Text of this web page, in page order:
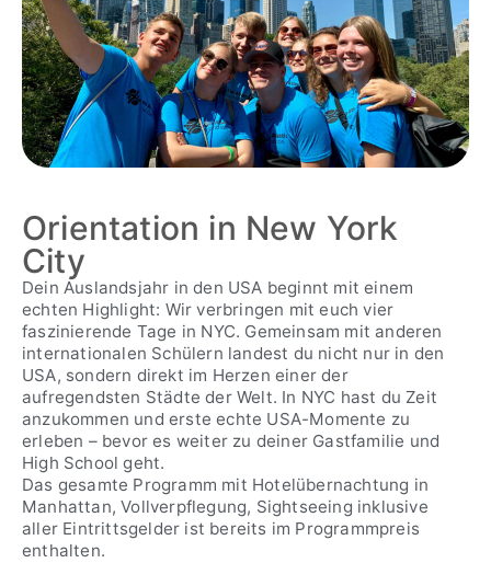
Orientation in New York
City
Dein Auslandsjahr in den USA beginnt mit einem
echten Highlight: Wir verbringen mit euch vier
faszinierende Tage in NYC. Gemeinsam mit anderen
internationalen Schülern landest du nicht nur in den
USA, sondern direkt im Herzen einer der
aufregendsten Städte der Welt. In NYC hast du Zeit
anzukommen und erste echte USA-Momente zu
erleben – bevor es weiter zu deiner Gastfamilie und
High School geht.
Das gesamte Programm mit Hotelübernachtung in
Manhattan, Vollverpflegung, Sightseeing inklusive
aller Eintrittsgelder ist bereits im Programmpreis
enthalten.